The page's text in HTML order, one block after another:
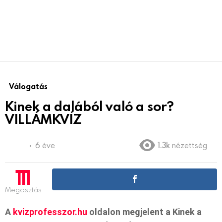
Válogatás
Kinek a dalából való a sor?
VILLÁMKVÍZ
6 éve 1.3k nézettség
111
Megosztás
A kvizprofesszor.hu oldalon megjelent a Kinek a